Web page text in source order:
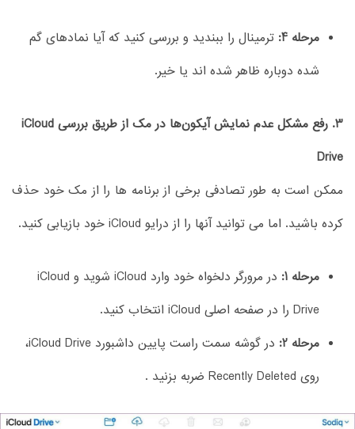
مرحله 4:
ترمینال را ببندید و بررسی کنید که آیا نمادهای گم
شده دوباره ظاهر شده اند یا خیر.
3. رفع مشکل عدم نمایش آیکون‌ها در مک از طریق بررسی iCloud
Drive
ممکن است به طور تصادفی برخی از برنامه ها را از مک خود حذف
کرده باشید. اما می توانید آنها را از درایو iCloud خود بازیابی کنید.
مرحله 1:
در مرورگر دلخواه خود وارد iCloud شوید و iCloud
Drive را در صفحه اصلی iCloud انتخاب کنید.
مرحله 2:
در گوشه سمت راست پایین داشبورد iCloud Drive،
روی Recently Deleted ضربه بزنید .